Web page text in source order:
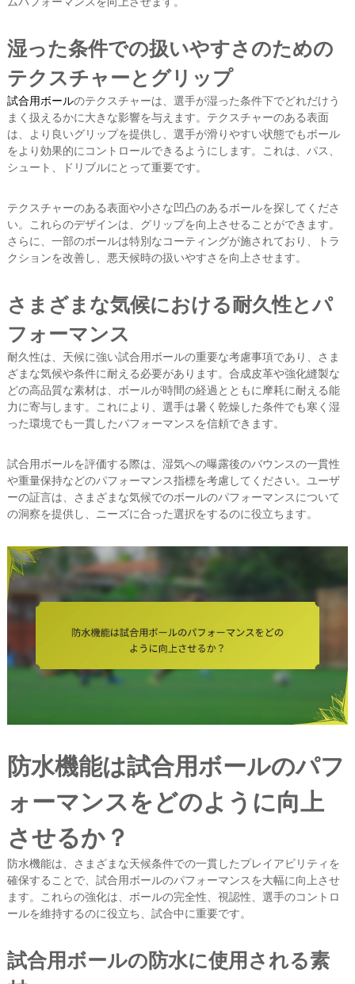
湿った条件での扱いやすさのための
テクスチャーとグリップ
試合用ボールのテクスチャーは、選手が湿った条件下でどれだけう
まく扱えるかに大きな影響を与えます。テクスチャーのある表面
は、より良いグリップを提供し、選手が滑りやすい状態でもボール
をより効果的にコントロールできるようにします。これは、パス、
シュート、ドリブルにとって重要です。
テクスチャーのある表面や小さな凹凸のあるボールを探してくださ
い。これらのデザインは、グリップを向上させることができます。
さらに、一部のボールは特別なコーティングが施されており、トラ
クションを改善し、悪天候時の扱いやすさを向上させます。
さまざまな気候における耐久性とパ
フォーマンス
耐久性は、天候に強い試合用ボールの重要な考慮事項であり、さま
ざまな気候や条件に耐える必要があります。合成皮革や強化縫製な
どの高品質な素材は、ボールが時間の経過とともに摩耗に耐える能
力に寄与します。これにより、選手は暑く乾燥した条件でも寒く湿
った環境でも一貫したパフォーマンスを信頼できます。
試合用ボールを評価する際は、湿気への曝露後のバウンスの一貫性
や重量保持などのパフォーマンス指標を考慮してください。ユーザ
ーの証言は、さまざまな気候でのボールのパフォーマンスについて
の洞察を提供し、ニーズに合った選択をするのに役立ちます。
防水機能は試合用ボールのパフ
ォーマンスをどのように向上
させるか？
防水機能は、さまざまな天候条件での一貫したプレイアビリティを
確保することで、試合用ボールのパフォーマンスを大幅に向上させ
ます。これらの強化は、ボールの完全性、視認性、選手のコントロ
ールを維持するのに役立ち、試合中に重要です。
試合用ボールの防水に使用される素